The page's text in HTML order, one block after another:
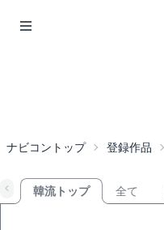
ナビコントップ 登録作品
韓流トップ 全て